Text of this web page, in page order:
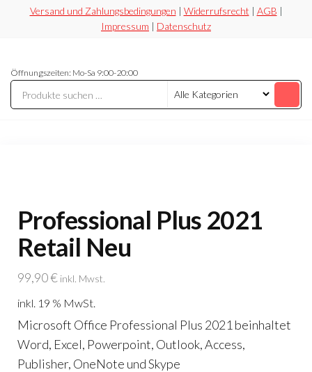
Versand und Zahlungsbedingungen | Widerrufsrecht | AGB |
Impressum | Datenschutz
Securesoft
Shop
statt
riskieren
Öffnungszeiten: Mo-Sa 9:00-20:00
Professional Plus 2021
Retail Neu
99,90€ inkl. Mwst.
inkl. 19 % MwSt.
Microsoft Office Professional Plus 2021 beinhaltet
Word, Excel, Powerpoint, Outlook, Access,
Publisher, OneNote und Skype